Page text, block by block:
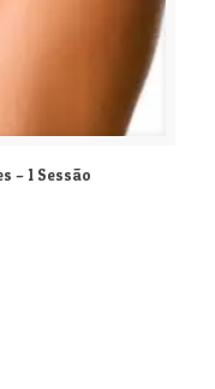
– 1 Sessão